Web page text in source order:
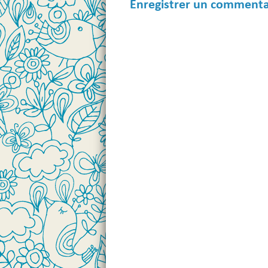
Enregistrer un